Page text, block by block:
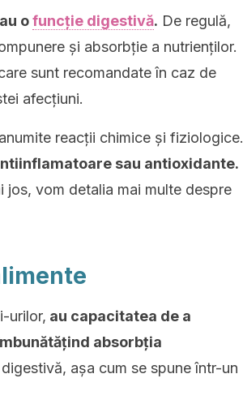
ofuncție digestivă. De regulă,
și absorbție a nutrienților.
sunt recomandate în caz de
afecțiuni.
reacții chimice și fiziologice.
sau antioxidante.
jos, vom detalia mai multe despre
urilor, au capacitatea de a
absorbția
așa cum se spune într-un